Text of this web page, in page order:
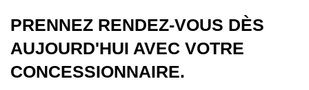
PRENNEZ RENDEZ-VOUS DÈS
AUJOURD'HUI AVEC VOTRE
CONCESSIONNAIRE.